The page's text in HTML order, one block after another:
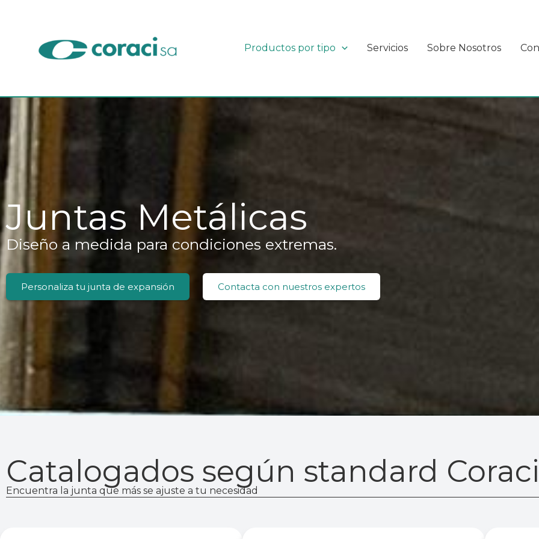
Productos por tipo
Servicios Sobre Nosotros
Juntas Metálicas
Diseño a medida para condiciones extremas.
Personaliza tu junta de expansión Contacta con nuestros expertos
Catalogados según standard
Encuentra la junta que más se ajuste a tu necesidad